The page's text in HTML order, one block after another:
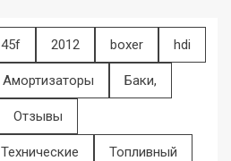
45f 2012 boxer hdi
Амортизаторы Баки,
Отзывы
Технические Топливный